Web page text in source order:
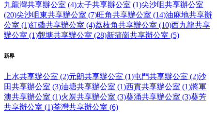
九龍灣共享辦公室 (4)太子共享辦公室 (1)尖沙咀共享辦公室
(20)尖沙咀東共享辦公室 (7)旺角共享辦公室 (14)油麻地共享辦
公室 (1)紅磡共享辦公室 (4)荔枝角共享辦公室 (10)西九龍共享
辦公室 (1)觀塘共享辦公室 (28)新蒲崗共享辦公室 (5)
新界
上水共享辦公室 (2)元朗共享辦公室 (1)屯門共享辦公室 (2)沙
田共享辦公室 (3)油塘共享辦公室 (1)西貢共享辦公室 (1)將軍
澳共享辦公室 (1)火炭共享辦公室 (3)葵涌共享辦公室 (3)葵芳
共享辦公室 (1)荃灣共享辦公室 (6)